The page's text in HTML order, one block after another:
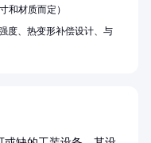
和材质而定）
度、热变形补偿设计、与